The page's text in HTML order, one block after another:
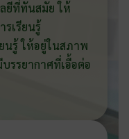
ยีที่ทันสมัย ให้
เรียนรู้
นรู้ ให้อยู่ในสภาพ
รรยากาศที่เอื้อต่อ